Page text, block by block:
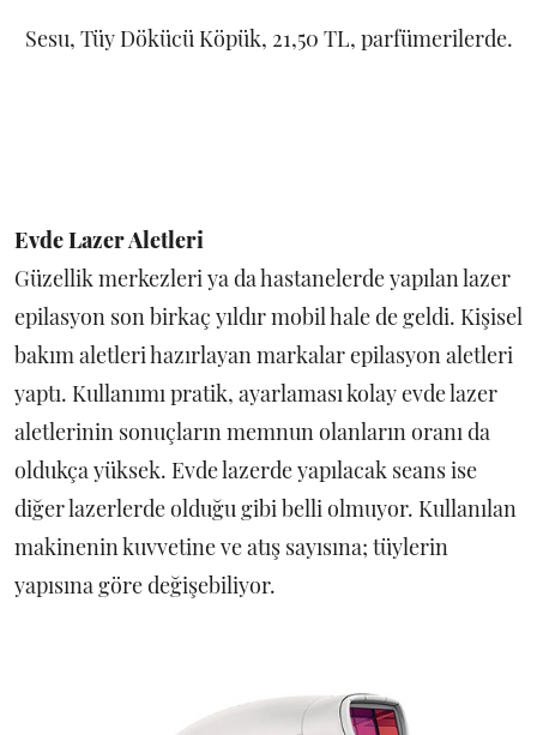
Sesu, Tüy Dökücü Köpük, 21,50 TL, parfümerilerde.
Evde Lazer Aletleri
Güzellik merkezleri ya da hastanelerde yapılan lazer
epilasyon son birkaç yıldır mobil hale de geldi. Kişisel
bakım aletleri hazırlayan markalar epilasyon aletleri
yaptı. Kullanımı pratik, ayarlaması kolay evde lazer
aletlerinin sonuçların memnun olanların oranı da
oldukça yüksek. Evde lazerde yapılacak seans ise
diğer lazerlerde olduğu gibi belli olmuyor. Kullanılan
makinenin kuvvetine ve atış sayısına; tüylerin
yapısına göre değişebiliyor.